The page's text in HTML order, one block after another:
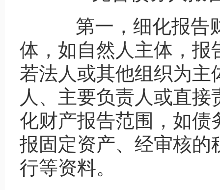
第一，细化报告财
体，如自然人主体，报
若法人或其他组织为主
人、主要负责人或直
化财产报告范围，如债
报固定资产、经审核的
行等资料。